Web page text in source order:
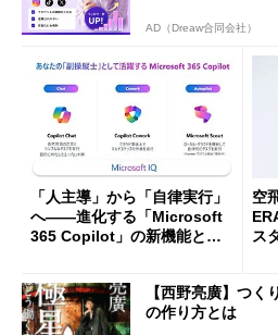
AD（Dreaw合同会社）
「人主導」から「自律実行」
へ――進化する「Microsoft
365 Copilot」の新機能とエ
空
ス
【西野亮廣】つく
の作り方とは